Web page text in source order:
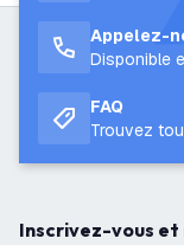
Appelez-
Disponible
FAQ
Trouvez
Inscrivez-vous